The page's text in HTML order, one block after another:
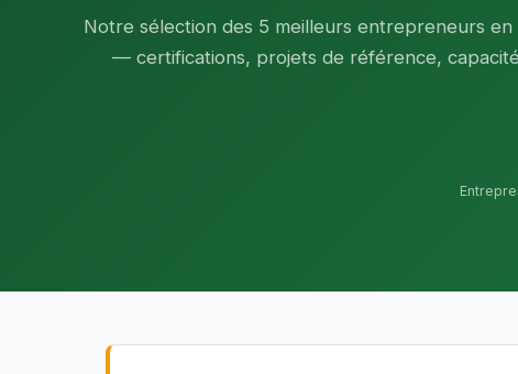
Notre sélection des 5 meilleurs entrepreneurs
— certifications, projets de référence,